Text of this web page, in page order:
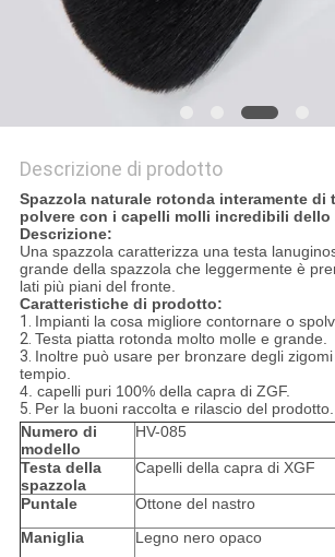
Descrizione di prodotto
Spazzola naturale rotonda interamente di
polvere con i capelli molli incredibili dello
Descrizione:
Una spazzola caratterizza una testa
grande della spazzola che leggermente è
lati più piani del fronte.
Caratteristiche di prodotto:
1. Impianti la cosa migliore contornare o
2. Testa piatta rotonda molto molle e grande.
3. Inoltre può usare per bronzare degli
tempio.
4. capelli puri 100% della capra di ZGF.
5. Per la buoni raccolta e rilascio del prodotto.
Numero di
modello
HV-085
Testa della
spazzola
Capelli della capra di XGF
Puntale
Ottone del nastro
Maniglia
Legno nero opaco